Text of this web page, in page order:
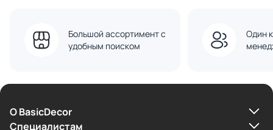
Большой ассортимент с
удобным поиском
Один
О BasicDecor
Cпециалистам